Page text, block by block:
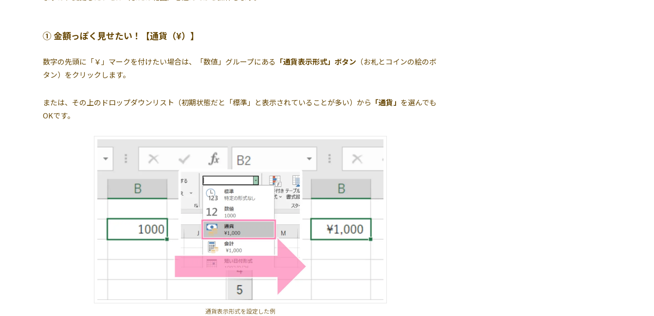
① 金額っぽく見せたい！【通貨（¥）】
数字の先頭に「￥」マークを付けたい場合は、「数値」グループにある 「通貨表示形式」ボタン （お札とコインの絵のボ
タン）をクリックします。
または、その上のドロップダウンリスト（初期状態だと「標準」と表示されていることが多い）から 「通貨」 を選んでも
OKです。
通貨表示形式を設定した例